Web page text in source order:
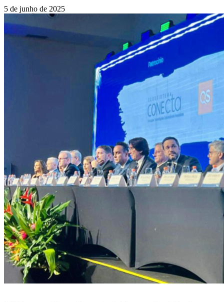
5 de junho de 2025